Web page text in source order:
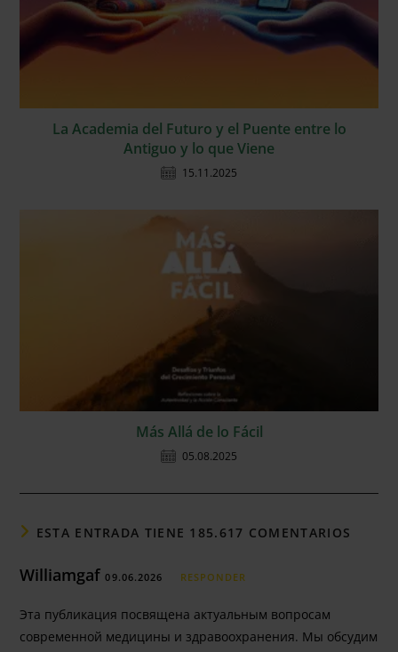
La Academia del Futuro y el Puente entre lo
Antiguo y lo que Viene
15.11.2025
Más Allá de lo Fácil
05.08.2025
ESTA ENTRADA TIENE 185.617 COMENTARIOS
Williamgaf09.06.2026 RESPONDER
Эта публикация посвящена актуальным вопросам
современной медицины и здравоохранения. Мы обсудим